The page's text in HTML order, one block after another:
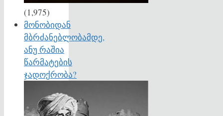
(1,975)
მონობიდან
მბრძანებლობამდე,
ანუ რაშია
წარმატების
ჯადოქრობა?